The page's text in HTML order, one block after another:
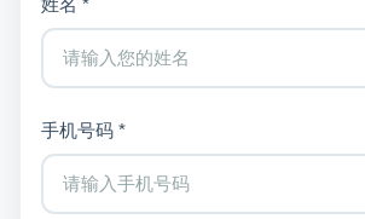
姓名 *
手机号码 *